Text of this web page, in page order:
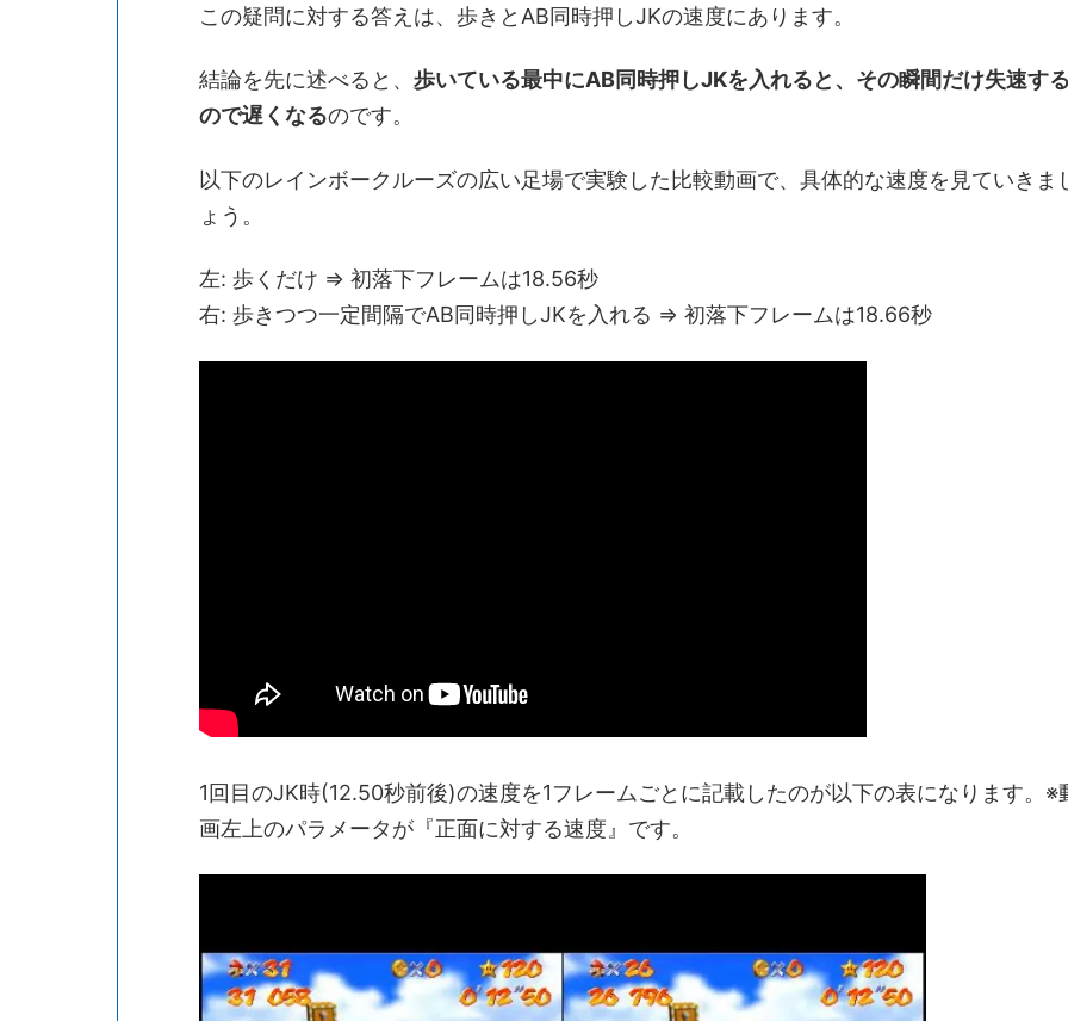
この疑問に対する答えは、歩きとAB同時押しJKの速度にあります。
結論を先に述べると、 歩いている最中にAB同時押しJKを入れると、その瞬間だけ失速す
ので遅くなるのです。
以下のレインボークルーズの広い足場で実験した比較動画で、具体的な速度を見ていきま
ょう。
左: 歩くだけ ⇒ 初落下フレームは18.56秒
右: 歩きつつ一定間隔でAB同時押しJKを入れる ⇒ 初落下フレームは18.66秒
1回目のJK時(12.50秒前後)の速度を1フレームごとに記載したのが以下の表になります。※
画左上のパラメータが『正面に対する速度』です。